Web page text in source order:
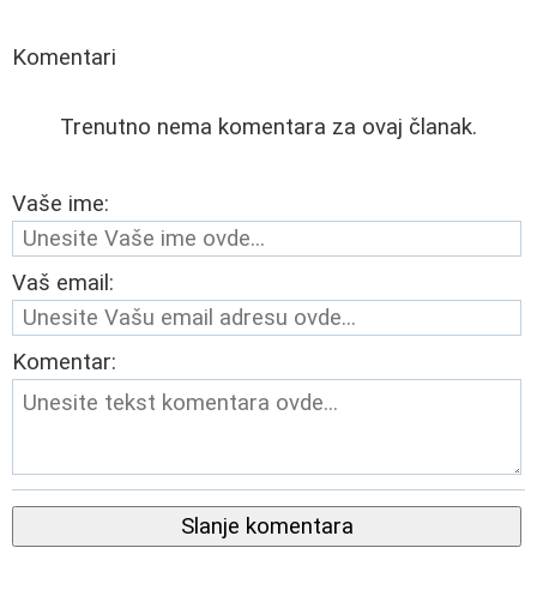
Komentari
Trenutno nema komentara za ovaj članak.
Vaše ime:
Vaš email:
Komentar:
Slanje komentara